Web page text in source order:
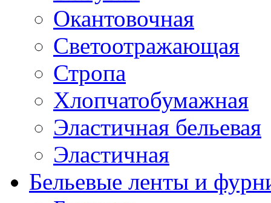
Окантовочная
Светоотражающая
Стропа
Хлопчатобумажная
Эластичная бельевая
Эластичная
Бельевые ленты и